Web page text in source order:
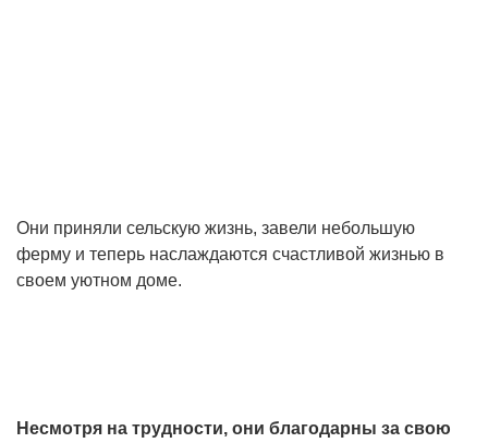
Они приняли сельскую жизнь, завели небольшую
ферму и теперь наслаждаются счастливой жизнью в
своем уютном доме.
Несмотря на трудности, они благодарны за свою